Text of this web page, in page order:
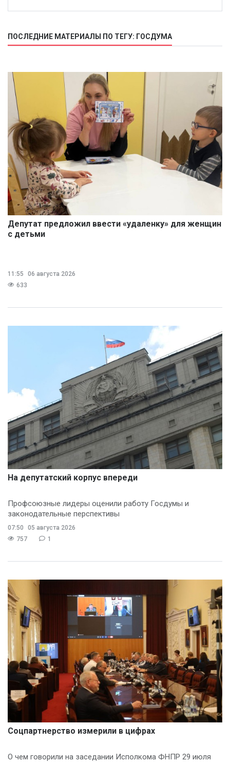
ПОСЛЕДНИЕ МАТЕРИАЛЫ ПО ТЕГУ: ГОСДУМА
Депутат предложил ввести «удаленку» для женщин
с детьми
11:55
06 августа 2026
633
На депутатский корпус впереди
Профсоюзные лидеры оценили работу Госдумы и
законодательные перспективы
07:50
05 августа 2026
757
1
Соцпартнерство измерили в цифрах
О чем говорили на заседании Исполкома ФНПР 29 июля